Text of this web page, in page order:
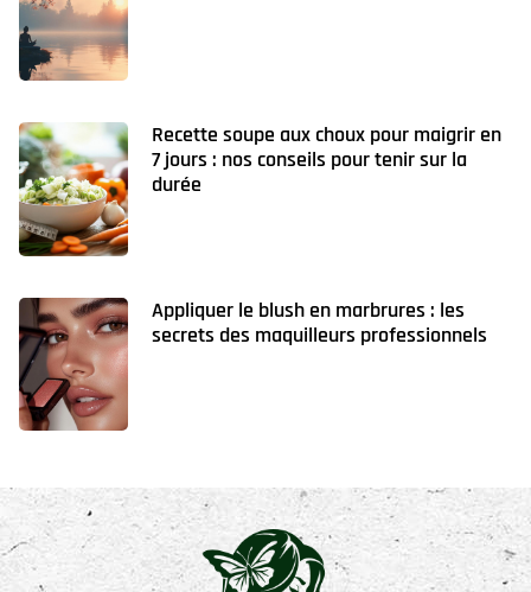
Recette soupe aux choux pour maigrir en
7 jours : nos conseils pour tenir sur la
durée
Appliquer le blush en marbrures : les
secrets des maquilleurs professionnels